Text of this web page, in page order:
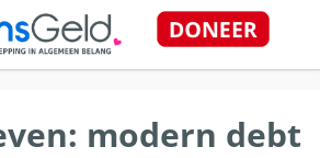
modern debt